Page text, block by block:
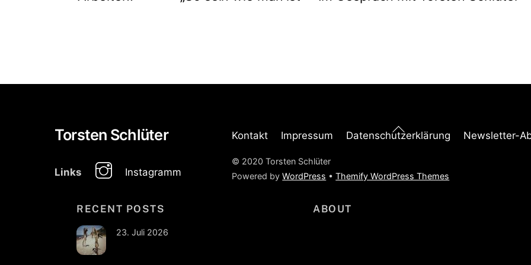
Back
To
Torsten Schlüter
Links Instagramm
Kontakt Impressum Datenschutzerklärung Newsletter-
© 2020 Torsten Schlüter
Powered byWordPress •Themify WordPress Themes
RECENT POSTS
23. Juli 2026
ABOUT